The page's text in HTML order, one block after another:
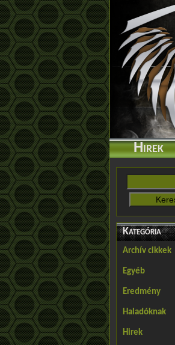
Hirek
Kategória
Archív cikkek
Egyéb
Eredmény
Haladóknak
Hirek